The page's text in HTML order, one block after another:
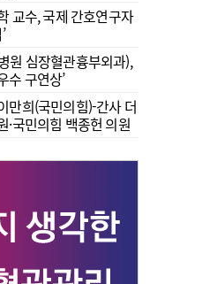
교수, 국제 간호연구자
원 심장혈관흉부외과),
수 구연상’
만희(국민의힘)-간사 더
·국민의힘 백종헌 의원